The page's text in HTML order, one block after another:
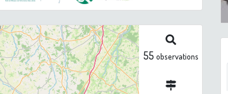
55 observations